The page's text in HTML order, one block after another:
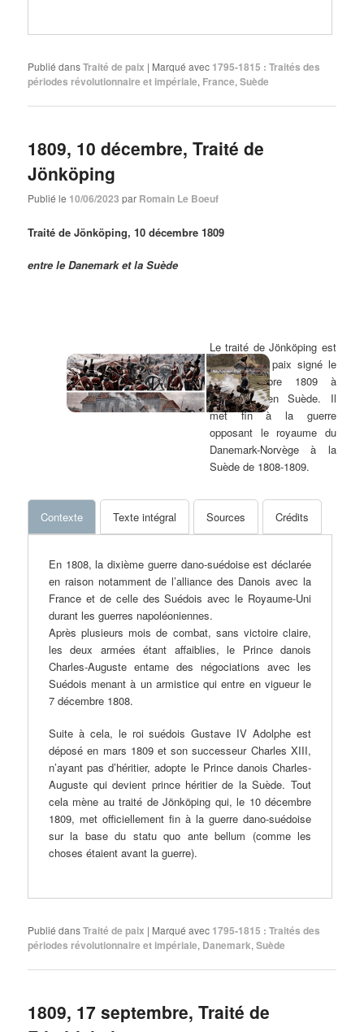
Publié dansTraité de paix | Marqué avec 1795-1815 : Traités des
périodes révolutionnaire et impériale, France,Suède
1809, 10 décembre, Traité de
Jönköping
Publié le 10/06/2023 par Romain Le Boeuf
Traité de Jönköping, 10 décembre 1809
entre le Danemark et la Suède
Le traité de Jönköping est
un traité de paix signé le
10 Décembre 1809 à
Jönköping en Suède. Il
met fin à la guerre
opposant le royaume du
Danemark-Norvège à la
Suède de 1808-1809.
Contexte Texte intégral Sources Crédits
En 1808, la dixième guerre dano-suédoise est déclarée
en raison notamment de l’alliance des Danois avec la
France et de celle des Suédois avec le Royaume-Uni
durant les guerres napoléoniennes.
Après plusieurs mois de combat, sans victoire claire,
les deux armées étant affaiblies, le Prince danois
Charles-Auguste entame des négociations avec les
Suédois menant à un armistice qui entre en vigueur le
7 décembre 1808.
Suite à cela, le roi suédois Gustave IV Adolphe est
déposé en mars 1809 et son successeur Charles XIII,
n’ayant pas d’héritier, adopte le Prince danois Charles-
Auguste qui devient prince héritier de la Suède. Tout
cela mène au traité de Jönköping qui, le 10 décembre
1809, met officiellement fin à la guerre dano-suédoise
sur la base du statu quo ante bellum (comme les
choses étaient avant la guerre).
Publié dansTraité de paix | Marqué avec 1795-1815 : Traités des
périodes révolutionnaire et impériale, Danemark,Suède
1809, 17 septembre, Traité de